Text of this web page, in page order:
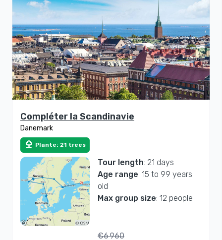
Compléter la Scandinavie
Danemark
nature Plante: 21 trees
Tour length: 21 days
Age range: 15 to 99 years
old
Max group size: 12 people
€6 960